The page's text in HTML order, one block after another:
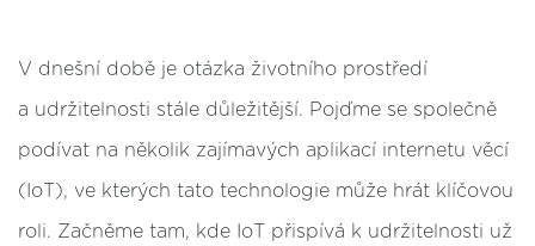
V dnešní době je otázka životního prostředí
a udržitelnosti stále důležitější. Pojďme se společně
podívat na několik zajímavých aplikací internetu věcí
(IoT), ve kterých tato technologie může hrát klíčovou
roli. Začněme tam, kde IoT přispívá k udržitelnosti už